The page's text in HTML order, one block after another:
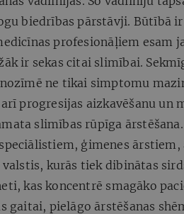
biedrības pārstāvji. Būtībā
profesionāļiem esam
ir sekas citai slimībai.
ne tikai simptomu
progresijas aizkavēšanu un
slimības rūpīga
ģimenes
kurās tiek dibinātas
kas koncentrē smagāko
gaitai, pielāgo ārstēšanas